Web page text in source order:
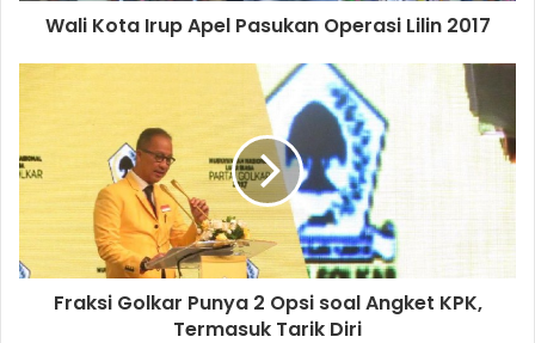
Wali Kota Irup Apel Pasukan Operasi Lilin 2017
Fraksi Golkar Punya 2 Opsi soal Angket KPK,
Termasuk Tarik Diri